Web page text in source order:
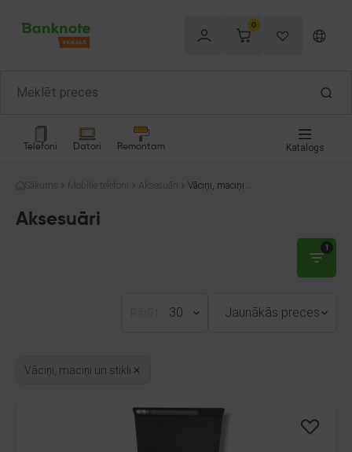
0
Telefoni Datori Remontam Katalogs
Sākums Mobilie telefoni Aksesuāri
Vāciņi, maciņi un
Aksesuāri
1
30 Jaunākās preces
Vāciņi, maciņi un stikli